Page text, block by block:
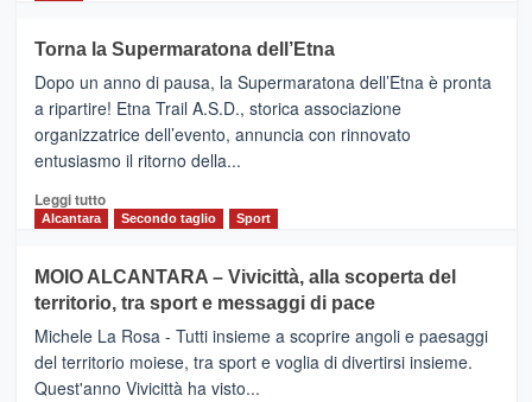
BROOKS
SuperMaratona
dell’Etna,
presentata
l’edizione
2026
Torna la Supermaratona dell’Etna
Dopo un anno di pausa, la Supermaratona dell’Etna è pronta
a ripartire! Etna Trail A.S.D., storica associazione
organizzatrice dell’evento, annuncia con rinnovato
entusiasmo il ritorno della...
Leggi tuttoLeggi
Torna
la
Supermaratona
dell’Etna
Alcantara Secondo taglio Sport
MOIO ALCANTARA – Vivicittà, alla scoperta del
territorio, tra sport e messaggi di pace
Michele La Rosa - Tutti insieme a scoprire angoli e paesaggi
del territorio moiese, tra sport e voglia di divertirsi insieme.
Quest'anno Vivicittà ha visto...